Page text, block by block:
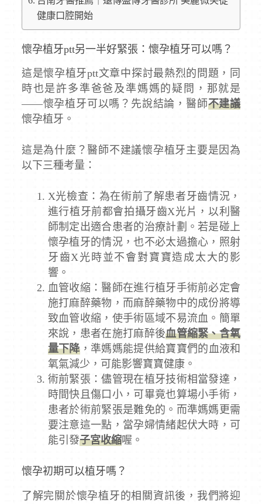
健康口腔開始
懷孕植牙ptt另一半好緊張：懷孕植牙可以嗎？
這是懷孕植牙ptt文章中探討最熱烈的問題，同
時也是許多準爸爸及準媽媽的疑問，那就是
——懷孕植牙可以嗎？先說結論，醫師不建議
懷孕植牙。
這是為什麼？醫師不建議懷孕植牙主要是因為
以下三種考量：
X光檢查：為在術前了解患者牙齒情況，
進行植牙前都會拍攝牙齒X光片，以利醫
師制定出適合患者的治療計劃。若是碰上
懷孕植牙的情況，也不必太過擔心，照射
牙齒X光時並不會對寶寶造成太大的影
響。
血管收縮：醫師在進行植牙手術前必定會
施打麻醉藥物，而麻醉藥物中的成份將導
致血管收縮，使手術區域不易流血。簡單
來說，患者在施打麻醉後血管縮緊、含氧
量下降，準媽媽能提供給寶寶們的血液和
氧氣減少，可能影響寶寶健康。
術前緊張：儘管現在植牙技術相當發達，
時間快且傷口小，可畢竟也算場小手術，
患者於術前緊張是難免的。而準媽媽更需
要注意這一點，當孕婦情緒起伏大時，可
能引發子宮收縮喔。
懷孕初期可以植牙嗎？
了解完關於懷孕植牙的相關資訊後，我們將迎